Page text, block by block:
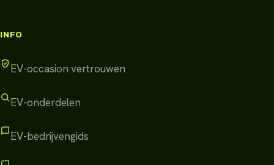
INFO
EV-occasion vertrouwen
EV-onderdelen
EV-bedrijvengids